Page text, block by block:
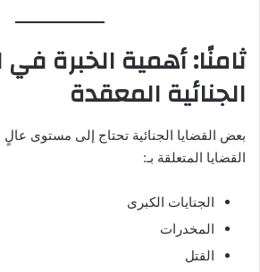
ثامنًا: أهمية الخبرة في
الجنائية المعقدة
بعض القضايا الجنائية تحتاج إلى مستوى
القضايا المتعلقة بـ:
الجنايات الكبرى
المخدرات
القتل